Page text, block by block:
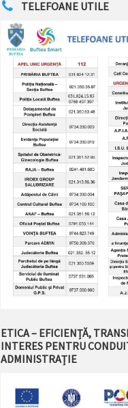
TELEFOANE UTILE
ETICA – EFICIENȚĂ,
INTERES PENTRU
ADMINISTRAȚIE